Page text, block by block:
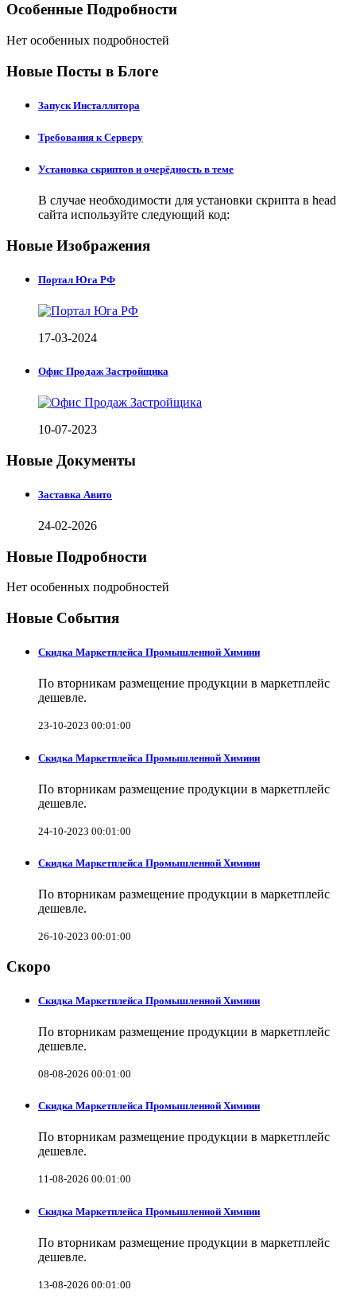
Особенные Подробности
Нет особенных подробностей
Новые Посты в Блоге
Запуск Инсталлятора
Требования к Серверу
Установка скриптов и очерёдность в теме
В случае необходимости для установки скрипта в head
сайта используйте следующий код:
Новые Изображения
Портал Юга РФ
17-03-2024
Офис Продаж Застройщика
10-07-2023
Новые Документы
Заставка Авито
24-02-2026
Новые Подробности
Нет особенных подробностей
Новые События
Скидка Маркетплейса Промышленной Химиии
По вторникам размещение продукции в маркетплейс
дешевле.
23-10-2023 00:01:00
Скидка Маркетплейса Промышленной Химиии
По вторникам размещение продукции в маркетплейс
дешевле.
24-10-2023 00:01:00
Скидка Маркетплейса Промышленной Химиии
По вторникам размещение продукции в маркетплейс
дешевле.
26-10-2023 00:01:00
Скоро
Скидка Маркетплейса Промышленной Химиии
По вторникам размещение продукции в маркетплейс
дешевле.
08-08-2026 00:01:00
Скидка Маркетплейса Промышленной Химиии
По вторникам размещение продукции в маркетплейс
дешевле.
11-08-2026 00:01:00
Скидка Маркетплейса Промышленной Химиии
По вторникам размещение продукции в маркетплейс
дешевле.
13-08-2026 00:01:00